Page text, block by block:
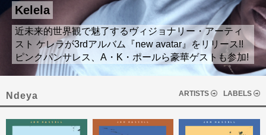
Kelela
近未来的世界観で魅了するヴィジョナリー・アーティ
スト ケレラが3rdアルバム『new avatar』をリリース!!
ピンクパンサレス、A・K・ポールら豪華ゲストも参加!
Ndeya ARTISTS LABELS